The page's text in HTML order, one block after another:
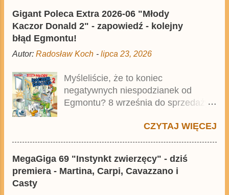
wynosi 49,99 zł i zamówicie go także
z rabatem na Egmont.pl . Za
przekład odpowiadał Jacek
Drewnowski. Publikacja jest
niemieckiego Lustiges Taschenbuch
Phantomias Collection , który trafił do
sprzedaży pod koniec 2025 roku.
Gigant Poleca Extra 2026-06 "Młody
Kaczor Donald 2" - zapowiedź - kolejny
błąd Egmontu!
Autor: Radosław Koch - lipca 23, 2026
Myśleliście, że to koniec
negatywnych niespodzianek od
Egmontu? 8 września do sprzedaży
Kaczor Donald 2 . Jednak wbrew
wydania o przygodach młodego
Kaczora Donalda i jego przyjaciół,
CZYTAJ WIĘCEJ
MegaGiga 69 "Instynkt zwierzęcy" - dziś
premiera - Martina, Carpi, Cavazzano i
Casty